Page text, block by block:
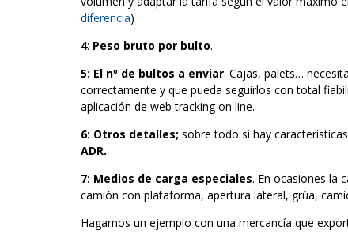
diferencia)
4: Peso bruto por bulto.
5: El nº de bultos a enviar. Cajas, palets…
correctamente y que pueda seguirlos con total
aplicación de web tracking on line.
6: Otros detalles; sobre todo si hay
ADR.
7: Medios de carga especiales. En ocasiones la
camión con plataforma, apertura lateral, grúa,
Hagamos un ejemplo con una mercancía que